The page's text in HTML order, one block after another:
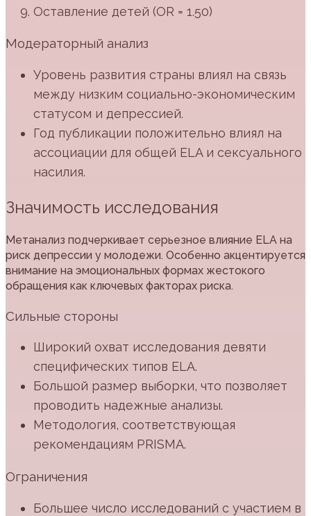
Оставление детей (OR = 1.50)
Модераторный анализ
Уровень развития страны влиял на связь
между низким социально-экономическим
статусом и депрессией.
Год публикации положительно влиял на
ассоциации для общей ELA и сексуального
насилия.
Значимость исследования
Метанализ подчеркивает серьезное влияние ELA на
риск депрессии у молодежи. Особенно акцентируется
внимание на эмоциональных формах жестокого
обращения как ключевых факторах риска.
Сильные стороны
Широкий охват исследования девяти
специфических типов ELA.
Большой размер выборки, что позволяет
проводить надежные анализы.
Методология, соответствующая
рекомендациям PRISMA.
Ограничения
Большее число исследований с участием в